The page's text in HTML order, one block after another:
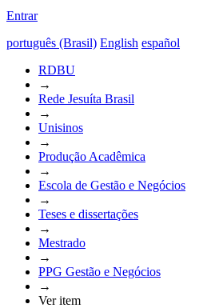
Entrar
português (Brasil) English español
RDBU
→
Rede Jesuíta Brasil
→
Unisinos
→
Produção Acadêmica
→
Escola de Gestão e Negócios
→
Teses e dissertações
→
Mestrado
→
PPG Gestão e Negócios
→
Ver item